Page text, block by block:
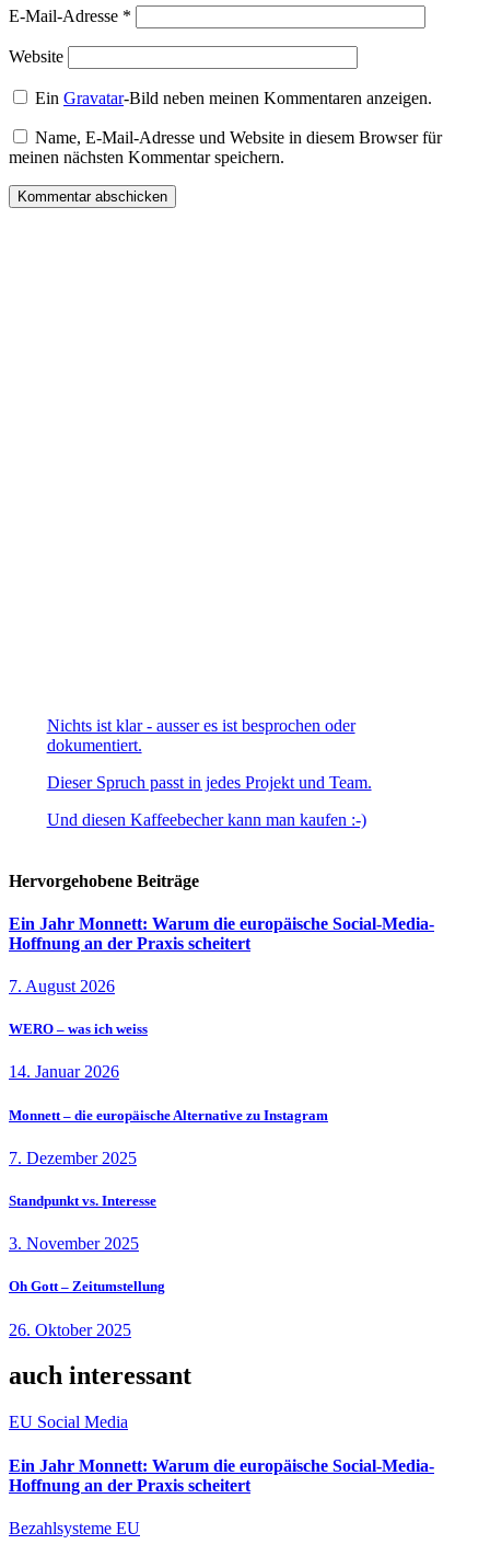
E-Mail-Adresse *
Website
EinGravatar-Bild neben meinen Kommentaren anzeigen.
Name, E-Mail-Adresse und Website in diesem Browser für
meinen nächsten Kommentar speichern.
Nichts ist klar - ausser es ist besprochen oder
dokumentiert.
Dieser Spruch passt in jedes Projekt und Team.
Und diesen Kaffeebecher kann man kaufen :-)
Hervorgehobene Beiträge
Ein Jahr Monnett: Warum die europäische Social-Media-
Hoffnung an der Praxis scheitert
7. August 2026
WERO – was ich weiss
14. Januar 2026
Monnett – die europäische Alternative zu Instagram
7. Dezember 2025
Standpunkt vs. Interesse
3. November 2025
Oh Gott – Zeitumstellung
26. Oktober 2025
auch interessant
EU Social Media
Ein Jahr Monnett: Warum die europäische Social-Media-
Hoffnung an der Praxis scheitert
Bezahlsysteme EU